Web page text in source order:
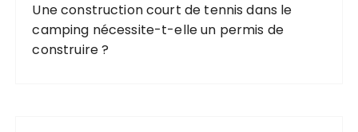
Une construction court de tennis dans le
camping nécessite-t-elle un permis de
construire ?